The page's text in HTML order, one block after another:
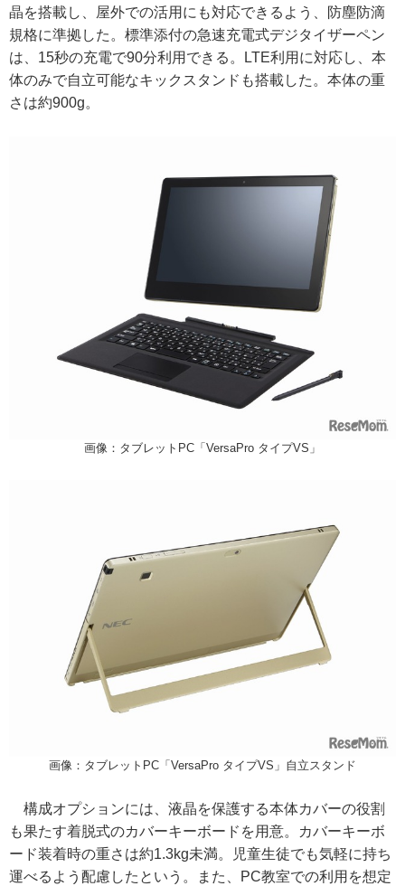
晶を搭載し、屋外での活用にも対応できるよう、防塵防滴
規格に準拠した。標準添付の急速充電式デジタイザーペン
は、15秒の充電で90分利用できる。LTE利用に対応し、本
体のみで自立可能なキックスタンドも搭載した。本体の重
さは約900g。
画像：タブレットPC「VersaPro タイプVS」
画像：タブレットPC「VersaPro タイプVS」自立スタンド
構成オプションには、液晶を保護する本体カバーの役割
も果たす着脱式のカバーキーボードを用意。カバーキーボ
ード装着時の重さは約1.3kg未満。児童生徒でも気軽に持ち
運べるよう配慮したという。また、PC教室での利用を想定